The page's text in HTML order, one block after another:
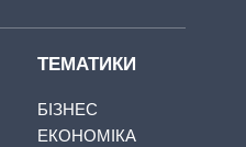
ТЕМАТИКИ
БІЗНЕС
ЕКОНОМІКА